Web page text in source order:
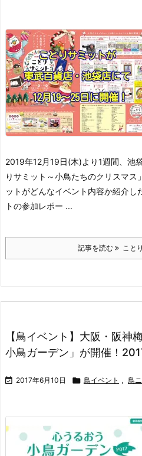
2019年12月19日(木)より1週間、池
りサミット～小鳥たちのクリスマス
ットがどんなイベント内容か紹介し
トの参加レポー ...
記事を読む こと
【鳥イベント】大阪・阪神
小鳥ガーデン」が開催！
 2017年6月10日  鳥イベント , 鳥